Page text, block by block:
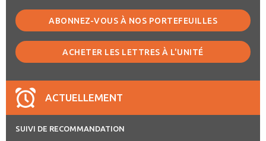
ABONNEZ-VOUS À NOS PORTEFEUILLES
ACHETER LES LETTRES À L'UNITÉ
ACTUELLEMENT
SUIVI DE RECOMMANDATION